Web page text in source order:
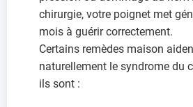
chirurgie, votre poignet met
mois à guérir correctement.
Certains remèdes maison
naturellement le syndrome du
ils sont :